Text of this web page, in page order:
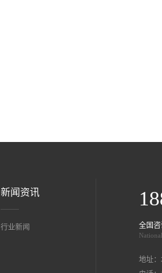
新闻资讯
行业新闻 全国
地址：